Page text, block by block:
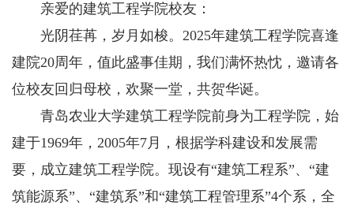
亲爱的建筑工程学院校友：
光阴荏苒，岁月如梭。2025年建筑工程学院喜逢
建院20周年，值此盛事佳期，我们满怀热忱，邀请各
位校友回归母校，欢聚一堂，共贺华诞。
青岛农业大学建筑工程学院前身为工程学院，始
建于1969年，2005年7月，根据学科建设和发展需
要，成立建筑工程学院。现设有“建筑工程系”、“建
筑能源系”、“建筑系”和“建筑工程管理系”4个系，全